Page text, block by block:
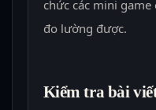
chức các mini
đo lường được.
Kiểm tra bài